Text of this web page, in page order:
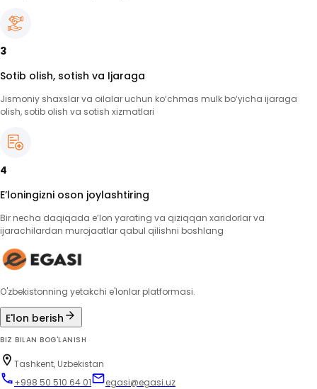
3
Sotib olish, sotish va Ijaraga
Jismoniy shaxslar va oilalar uchun ko‘chmas mulk bo‘yicha ijaraga
olish, sotib olish va sotish xizmatlari
4
E’loningizni oson joylashtiring
Bir necha daqiqada e’lon yarating va qiziqqan xaridorlar va
ijarachilardan murojaatlar qabul qilishni boshlang
O'zbekistonning yetakchi e'lonlar platformasi.
E'lon berish
BIZ BILAN BOG'LANISH
Tashkent, Uzbekistan
+998 50 510 64 01
egasi@egasi.uz